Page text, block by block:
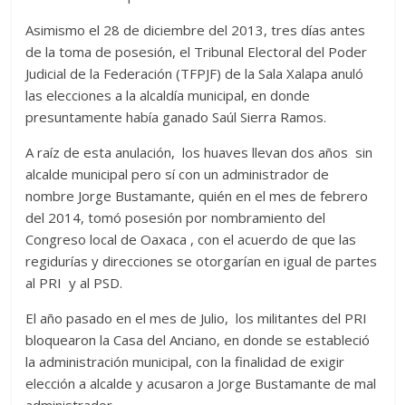
Asimismo el 28 de diciembre del 2013, tres días antes
de la toma de posesión, el Tribunal Electoral del Poder
Judicial de la Federación (TFPJF) de la Sala Xalapa anuló
las elecciones a la alcaldía municipal, en donde
presuntamente había ganado Saúl Sierra Ramos.
A raíz de esta anulación, los huaves llevan dos años sin
alcalde municipal pero sí con un administrador de
nombre Jorge Bustamante, quién en el mes de febrero
del 2014, tomó posesión por nombramiento del
Congreso local de Oaxaca , con el acuerdo de que las
regidurías y direcciones se otorgarían en igual de partes
al PRI y al PSD.
El año pasado en el mes de Julio, los militantes del PRI
bloquearon la Casa del Anciano, en donde se estableció
la administración municipal, con la finalidad de exigir
elección a alcalde y acusaron a Jorge Bustamante de mal